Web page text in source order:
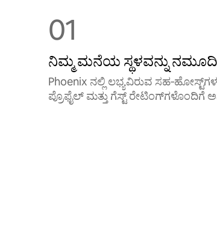
01
ನಿಮ್ಮ ಮನೆಯ ಸ್ಥಳವನ್ನು
Phoenix ನಲ್ಲಿ ಲಭ್ಯವಿರುವ
ಪ್ರೊಫೈಲ್ ಮತ್ತು ಗೆಸ್ಟ್ ರೇಟಿಂಗ್‌ಗಳೊಂದಿಗೆ